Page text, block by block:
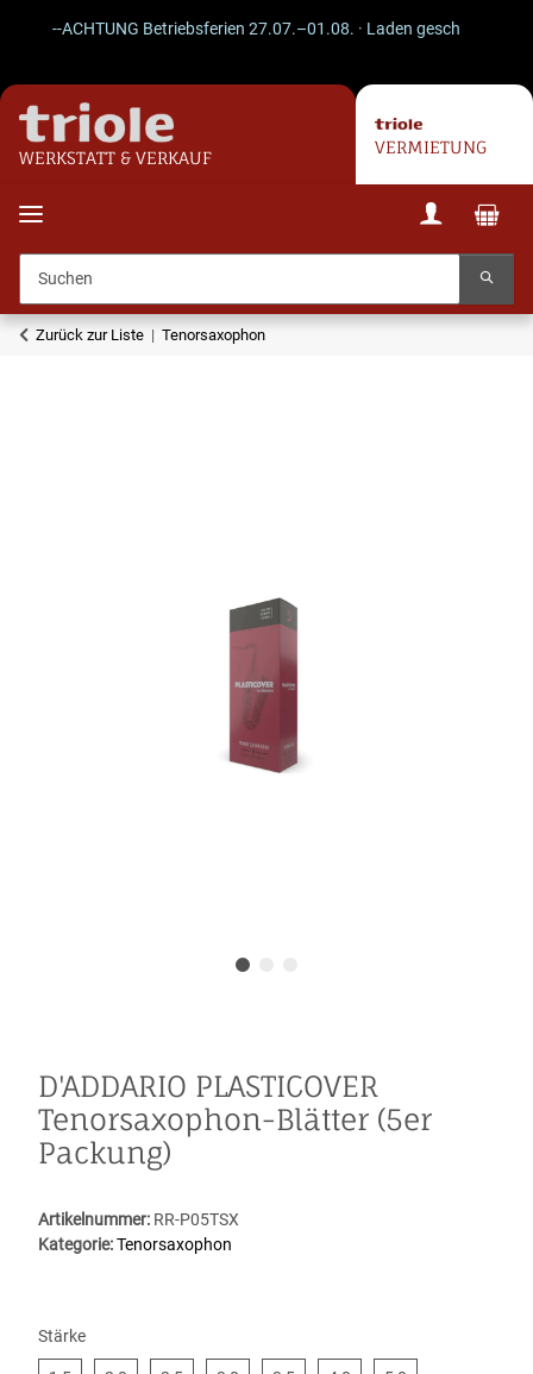
--ACHTUNG Betriebsferien 27.07.–01.08. · Laden geschlossen ·
WERKSTATT & VERKAUF
VERMIETUNG
Zurück zur Liste Tenorsaxophon
D'ADDARIO PLASTICOVER
Tenorsaxophon-Blätter (5er
Packung)
Artikelnummer: RR-P05TSX
Kategorie:Tenorsaxophon
Stärke